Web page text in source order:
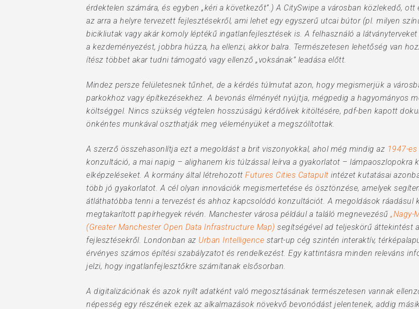
érdektelen számára, és egyben „kéri a következőt”.) A CitySwipe a városban közlekedő,
az arra a helyre tervezett fejlesztésekről, ami lehet egy egyszerű utcai bútor (pl. milyen
bicikliutak vagy akár komoly léptékű ingatlanfejlesztések is. A felhasználó a
a kezdeményezést, jobbra húzza, ha ellenzi, akkor balra. Természetesen lehetőség van
ítész többet akar tudni támogató vagy ellenző „voksának” leadása előtt.
Mindez persze felületesnek tűnhet, de a kérdés túlmutat azon, hogy megismerjük a
parkokhoz vagy építkezésekhez. A bevonás élményét nyújtja, mégpedig a hagyományos
költséggel. Nincs szükség végtelen hosszúságú kérdőívek kitöltésére, pdf-ben kapott
önkéntes munkával oszthatják meg véleményüket a megszólítottak.
A szerző összehasonlítja ezt a megoldást a brit viszonyokkal, ahol még mindig az 1947-
konzultáció, a mai napig – alighanem kis túlzással leírva a gyakorlatot – lámpaoszlopokra
elképzeléseket. A kormány által létrehozott Futures Cities Catapult intézet kutatásai
több jó gyakorlatot. A cél olyan innovációk megismertetése és ösztönzése, amelyek
átláthatóbba tenni a tervezést és ahhoz kapcsolódó konzultációt. A megoldások ráadásul
megtakarított papírhegyek révén. Manchester városa például a találó megnevezésű „Nagy-
(Greater Manchester Open Data Infrastructure Map) segítségével ad teljeskörű áttekintést
fejlesztésekről. Londonban az Urban Intelligence start-up cég szintén interaktív,
érvényes számos építési szabályzatot és rendelkezést. Egy kattintásra minden releváns
jelzi, hogy ingatlanfejlesztőkre számítanak elsősorban.
A digitalizációnak és azok nyílt adatként való megosztásának természetesen vannak
népesség egy részének ezek az alkalmazások növekvő bevonódást jelentenek, addig